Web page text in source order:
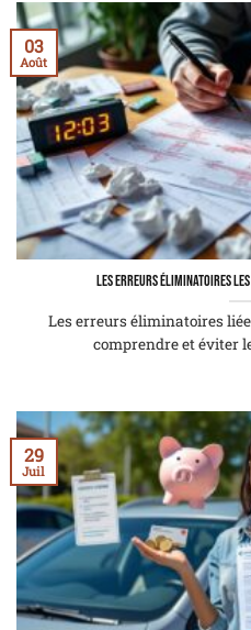
Les erreurs éliminatoires
Les erreurs éliminatoires
comprendre et éviter
03
Août
29
Juil